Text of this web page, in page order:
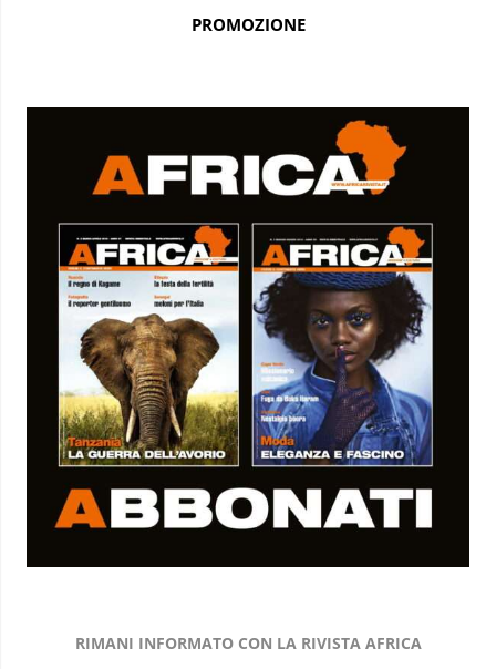
PROMOZIONE
RIMANI INFORMATO CON LA RIVISTA AFRICA